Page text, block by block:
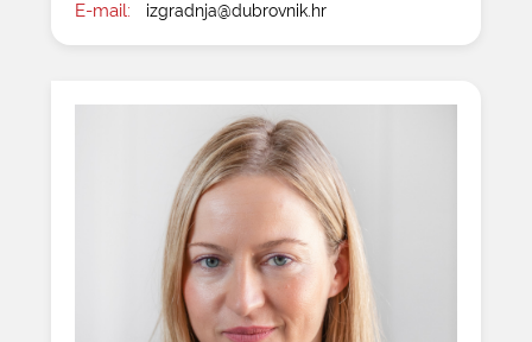
E-mail: izgradnja@dubrovnik.hr